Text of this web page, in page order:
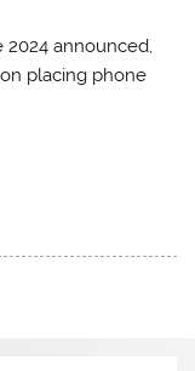
announced,
placing phone